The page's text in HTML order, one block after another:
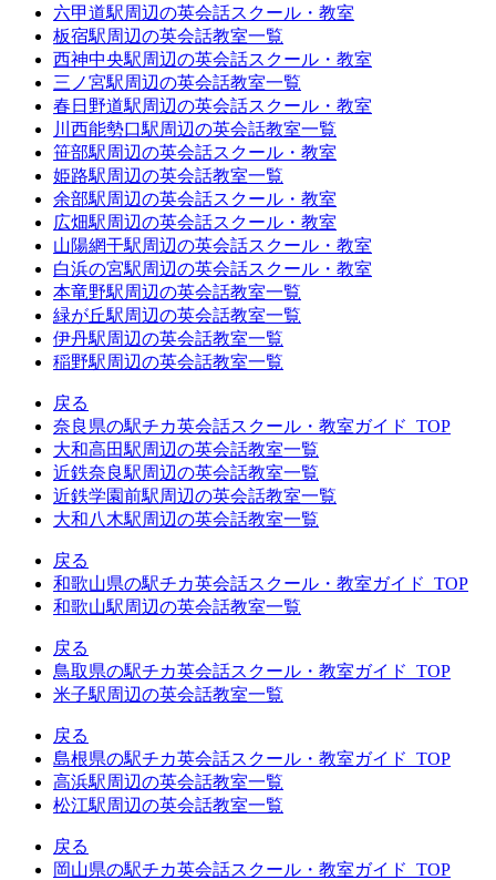
六甲道駅周辺の英会話スクール・教室
板宿駅周辺の英会話教室一覧
西神中央駅周辺の英会話スクール・教室
三ノ宮駅周辺の英会話教室一覧
春日野道駅周辺の英会話スクール・教室
川西能勢口駅周辺の英会話教室一覧
笹部駅周辺の英会話スクール・教室
姫路駅周辺の英会話教室一覧
余部駅周辺の英会話スクール・教室
広畑駅周辺の英会話スクール・教室
山陽網干駅周辺の英会話スクール・教室
白浜の宮駅周辺の英会話スクール・教室
本竜野駅周辺の英会話教室一覧
緑が丘駅周辺の英会話教室一覧
伊丹駅周辺の英会話教室一覧
稲野駅周辺の英会話教室一覧
戻る
奈良県の駅チカ英会話スクール・教室ガイド_TOP
大和高田駅周辺の英会話教室一覧
近鉄奈良駅周辺の英会話教室一覧
近鉄学園前駅周辺の英会話教室一覧
大和八木駅周辺の英会話教室一覧
戻る
和歌山県の駅チカ英会話スクール・教室ガイド_TOP
和歌山駅周辺の英会話教室一覧
戻る
鳥取県の駅チカ英会話スクール・教室ガイド_TOP
米子駅周辺の英会話教室一覧
戻る
島根県の駅チカ英会話スクール・教室ガイド_TOP
高浜駅周辺の英会話教室一覧
松江駅周辺の英会話教室一覧
戻る
岡山県の駅チカ英会話スクール・教室ガイド_TOP